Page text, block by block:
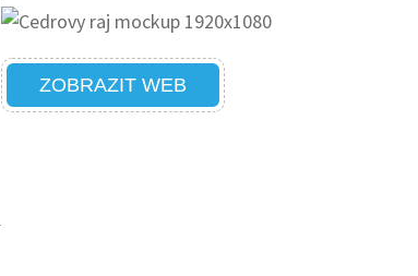
ZOBRAZIT WEB